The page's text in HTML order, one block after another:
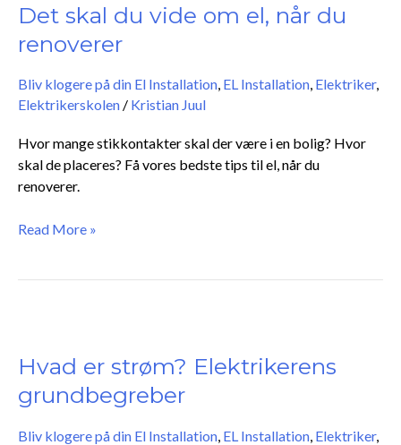
Det skal du vide om el, når du
renoverer
Bliv klogere på din El Installation, EL Installation, Elektriker,
Elektrikerskolen / Kristian Juul
Hvor mange stikkontakter skal der være i en bolig? Hvor
skal de placeres? Få vores bedste tips til el, når du
renoverer.
du
om
når
renoverer
Read More »
Hvad er strøm? Elektrikerens
grundbegreber
Bliv klogere på din El Installation, EL Installation, Elektriker,
strøm?
Elektrikerens
grundbegreber